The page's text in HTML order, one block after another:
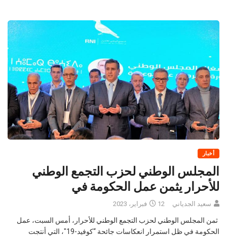
المجلس الوطني لحزب التجمع الوطني
للأحرار يثمن عمل الحكومة في
سعيد الجدياني 12 فبراير، 2023
ثمن المجلس الوطني لحزب التجمع الوطني للأحرار، أمس السبت، عمل
الحكومة في ظل استمرار انعكاسات جائحة “كوفيد-19″، التي أنتجت
تحولات عميقة وما صاحبها من ضغوطات تضخمية وارتفاع أسعار المواد